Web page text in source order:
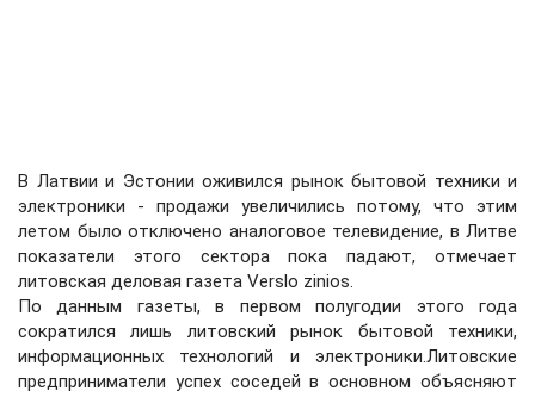
В Латвии и Эстонии оживился рынок бытовой техники и
электроники - продажи увеличились потому, что этим
летом было отключено аналоговое телевидение, в Литве
показатели этого сектора пока падают, отмечает
литовская деловая газета Verslo zinios.
По данным газеты, в первом полугодии этого года
сократился лишь литовский рынок бытовой техники,
информационных технологий и электроники.Литовские
предприниматели успех соседей в основном объясняют